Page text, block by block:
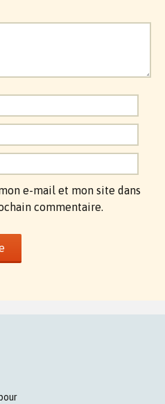
e-mail et mon site dans
commentaire.